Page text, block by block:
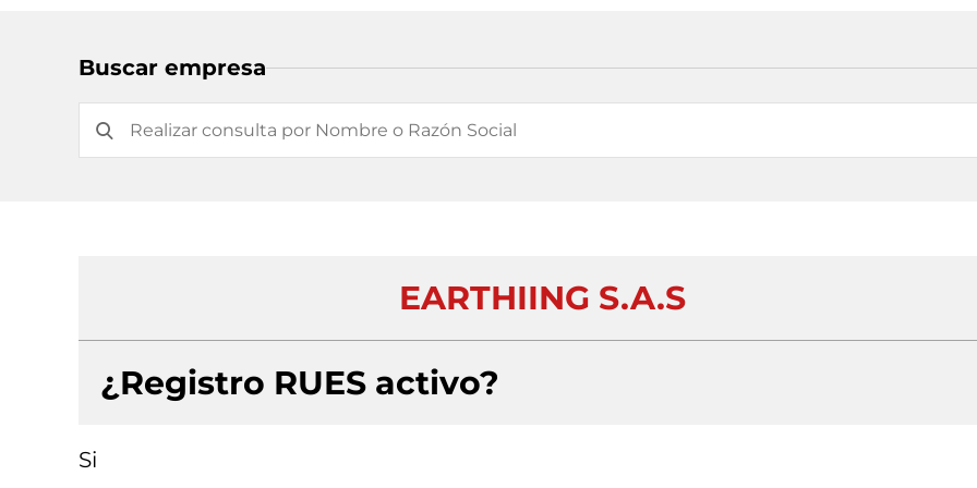
Buscar empresa
EARTHIING S.A.S
¿Registro RUES activo?
Si